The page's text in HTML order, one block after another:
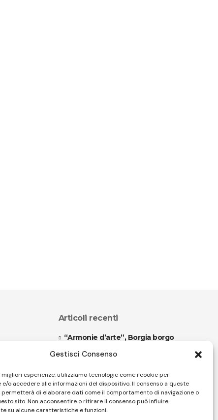
Gestisci Consenso
esperienze, utilizziamo tecnologie come i cookie per
e/o accedere alle informazioni del dispositivo. Il consenso a queste
di elaborare dati come il comportamento di navigazione o
sito. Non acconsentire o ritirare il consenso può influire
su alcune caratteristiche e funzioni.
Articoli recenti
“Armonie d’arte”, Borgia borgo
Follow US